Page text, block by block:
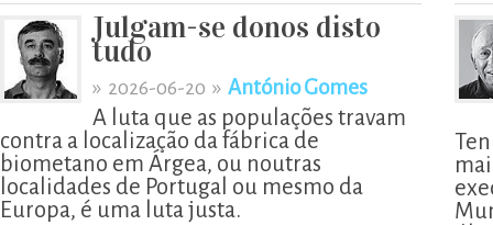
Julgam-se donos disto
tudo
» 2026-06-20 » António Gomes
A luta que as populações travam
contra a localização da fábrica de
biometano em Árgea, ou noutras
localidades de Portugal ou mesmo da
Europa, é uma luta justa.